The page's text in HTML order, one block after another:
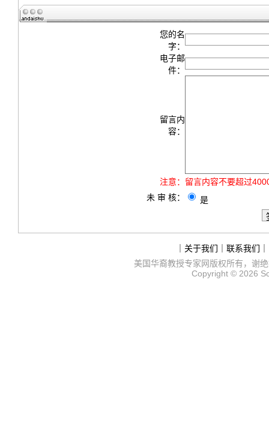
您的名
字：
电子邮
件：
留言内
容：
注意： 留言内容不要超过
未 审 核：
是
关于我们 联系我们
美国华裔教授专家网版权所有，谢
Copyright © 2026